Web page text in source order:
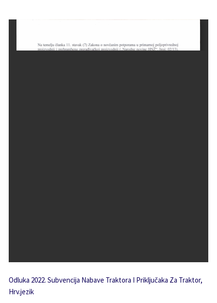
Odluka 2022. Subvencija Nabave Traktora I Priključaka Za Traktor,
Hrv.jezik